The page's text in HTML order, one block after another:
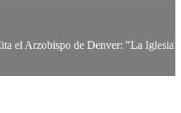
el Arzobispo de Denver: "La Iglesia